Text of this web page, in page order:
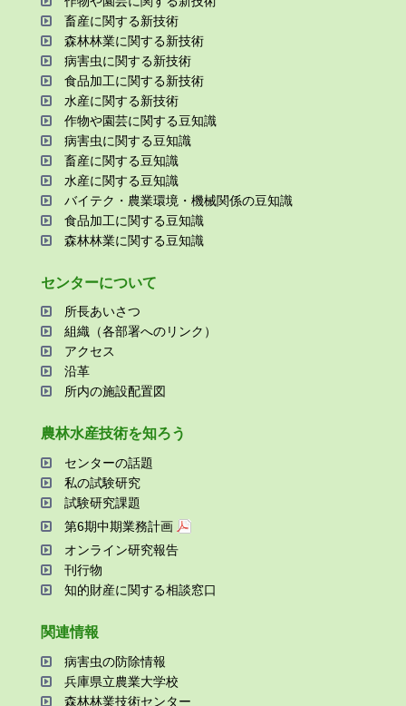
畜産に関する新技術
森林林業に関する新技術
病害⾍に関する新技術
⾷品加⼯に関する新技術
⽔産に関する新技術
作物や園芸に関する⾖知識
病害⾍に関する⾖知識
畜産に関する⾖知識
⽔産に関する⾖知識
バイテク・農業環境・機械関係の⾖知識
⾷品加⼯に関する⾖知識
森林林業に関する⾖知識
センターについて
所⻑あいさつ
組織（各部署へのリンク）
アクセス
沿⾰
所内の施設配置図
農林⽔産技術を知ろう
センターの話題
私の試験研究
試験研究課題
第6期中期業務計画
オンライン研究報告
刊⾏物
知的財産に関する相談窓⼝
関連情報
病害⾍の防除情報
兵庫県⽴農業⼤学校
森林林業技術センター